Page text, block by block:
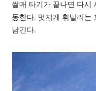
썰매 타기가 끝나면 다시
동한다. 멋지게 휘날리는
남긴다.